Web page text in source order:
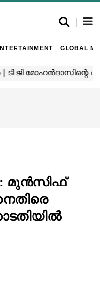
GLOBAL
മുൻസിഫ്